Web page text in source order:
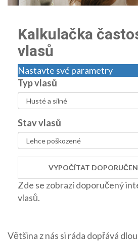
Kalkulačka
vlasů
Nastavte své parametry
Typ vlasů
Stav vlasů
VYPOČÍTAT
Zde se zobrazí doporučený
vlasů.
Většina z nás si ráda dopřává